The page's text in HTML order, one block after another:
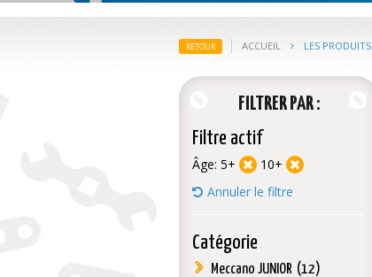
RETOUR ACCUEIL LES PRODUITS
FILTRER PAR
Filtre actif
Âge: 5+
10+
Annuler le filtre
Catégorie
Meccano JUNIOR (12)